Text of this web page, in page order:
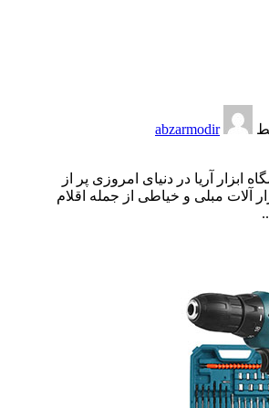
abzarmodir
ابزار آریا در دنیای امروزی پر از
آلات مبلی و خیاطی از جمله اقلام